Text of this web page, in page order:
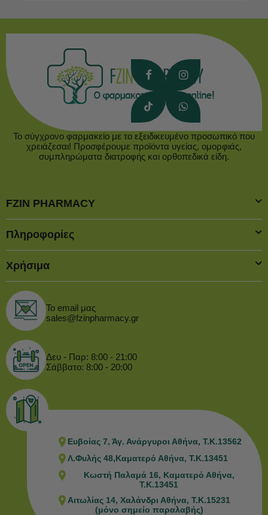
Το σύγχρονο φαρμακείο με το εξειδικευμένο προσωπικό που
χρειάζεσαι! Προσφέρουμε προϊόντα υγείας, ομορφιάς,
συμπληρώματα διατροφής και ορθοπεδικά είδη.
FZIN PHARMACY
Πληροφορίες
Χρήσιμα
Το email μας
sales@fzinpharmacy.gr
Δευ - Παρ: 8:00 - 21:00
Σάββατο: 8:00 - 20:00
Ευβοίας 7, Άγ. Ανάργυροι Αθήνα, Τ.Κ.13562
Λ.Φυλής 48,Καματερό Αθήνα, Τ.Κ.13451
Κωστή Παλαμά 16, Καματερό Αθήνα,
Τ.Κ.13451
Αιτωλίας 14, Χαλάνδρι Αθήνα, Τ.Κ.15231
(μόνο σημείο παραλαβής)